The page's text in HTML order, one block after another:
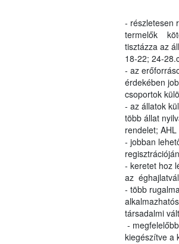
- részletesen
termelők
tisztázza az
18-22; 24-
- az
érdekében
csoportok
- az állatok
több állat
rendelet;
- jobban
- keretet hoz
az
- több
társadalmi
-
kiegészítve a